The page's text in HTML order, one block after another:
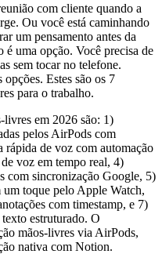
com cliente quando a
Ou você está caminhando
um pensamento antes da
uma opção. Você precisa de
sem tocar no telefone.
Estes são os 7
para o trabalho.
livres em 2026 são: 1)
pelos AirPods com
de voz com automação
voz em tempo real, 4)
com sincronização Google, 5)
um toque pelo Apple Watch,
com timestamp, e 7)
estruturado. O
mãos-livres via AirPods,
nativa com Notion.